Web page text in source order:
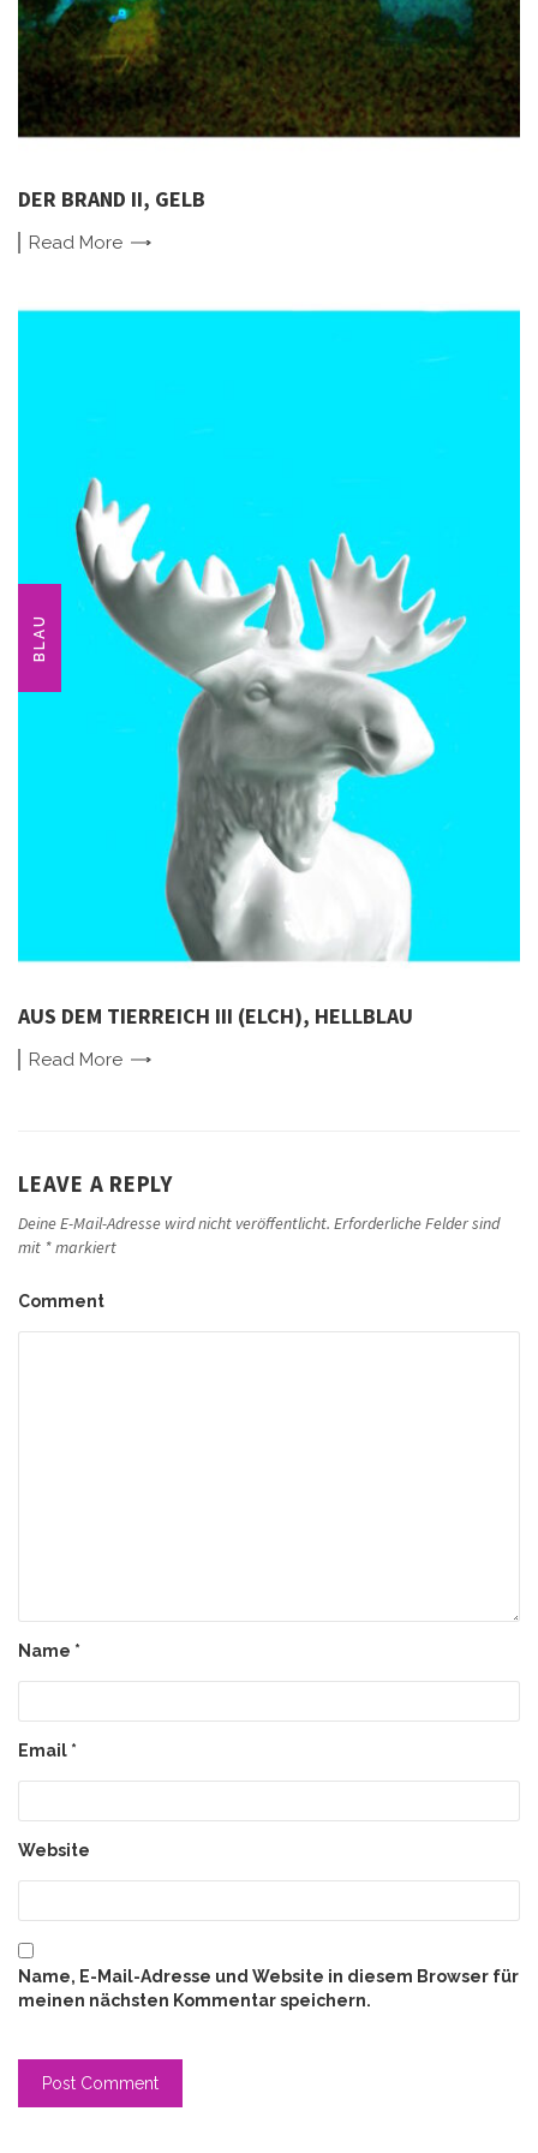
DER BRAND II, GELB
Read More
BLAU
AUS DEM TIERREICH III (ELCH), HELLBLAU
Read More
LEAVE A REPLY
Deine E-Mail-Adresse wird nicht veröffentlicht. Erforderliche Felder sind
mit *markiert
Comment
Name *
Email *
Website
Name, E-Mail-Adresse und Website in diesem Browser für
meinen nächsten Kommentar speichern.